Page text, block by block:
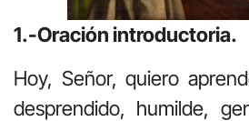
1.-Oración introductoria.
Hoy, Señor, quiero
desprendido, humilde,